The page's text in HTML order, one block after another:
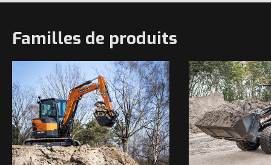
Familles de produits